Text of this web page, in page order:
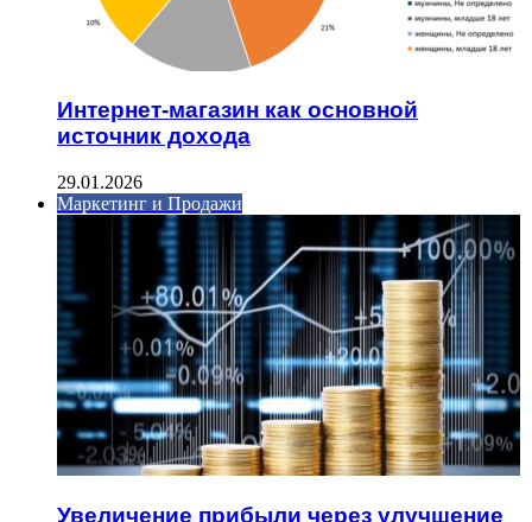
Интернет-магазин как основной
источник дохода
29.01.2026
Маркетинг и Продажи
Увеличение прибыли через улучшение